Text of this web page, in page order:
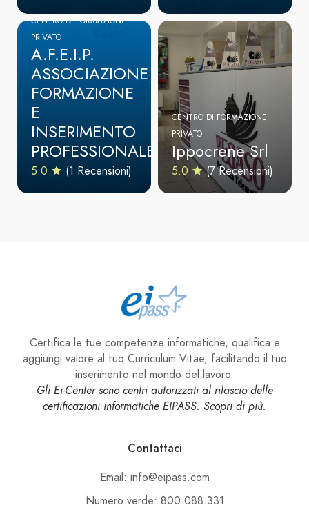
CENTRO DI FORMAZIONE
PRIVATO
A.F.E.I.P.
ASSOCIAZIONE
FORMAZIONE
E
INSERIMENTO
PROFESSIONALE
5.0 (1 Recensioni)
CENTRO DI FORMAZIONE
PRIVATO
Ippocrene Srl
5.0 (7 Recensioni)
Certifica le tue competenze informatiche, qualifica e
aggiungi valore al tuo Curriculum Vitae, facilitando il tuo
inserimento nel mondo del lavoro.
Gli Ei-Center sono centri autorizzati al rilascio delle
certificazioni informatiche EIPASS. Scopri di più.
Contattaci
Email: info@eipass.com
Numero verde: 800.088.331